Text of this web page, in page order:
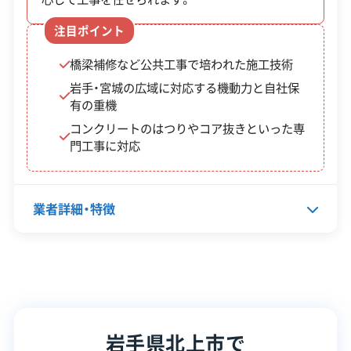
対応工事 土木工事
保有資格
建設業許可
1級土木施工管理技士
注目ポイント
橋梁補修など公共工事で培われた施工技術
岩手・宮城の広域に対応する機動力と自社保
有の重機
コンクリートのはつりやコア抜きといった専
門工事に対応
業者詳細・特徴
-
岩手県北上市で